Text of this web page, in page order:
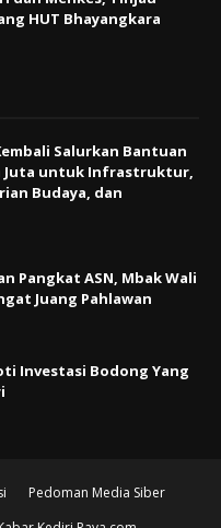
HUT Bhayangkara
Salurkan Bantuan
Juta untuk Infrastruktur,
Budaya, dan
Pangkat ASN, Mbak Wali
Juang Pahlawan
Investasi Bodong Yang
Pedoman Media Siber